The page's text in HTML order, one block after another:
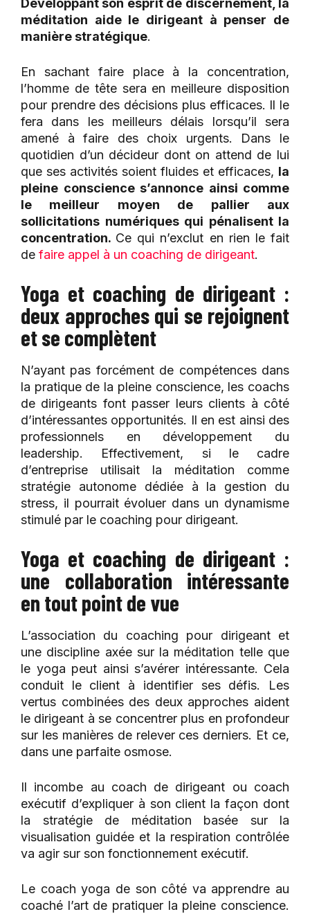
Développant son esprit de discernement, la
méditation aide le dirigeant à penser de
manière stratégique.
En sachant faire place à la concentration,
l’homme de tête sera en meilleure disposition
pour prendre des décisions plus efficaces. Il le
fera dans les meilleurs délais lorsqu’il sera
amené à faire des choix urgents. Dans le
quotidien d’un décideur dont on attend de lui
que ses activités soient fluides et efficaces, la
pleine conscience s’annonce ainsi comme
le meilleur moyen de pallier aux
sollicitations numériques qui pénalisent la
concentration. Ce qui n’exclut en rien le fait
de faire appel à un coaching de dirigeant.
Yoga et coaching de dirigeant :
deux approches qui se rejoignent
et se complètent
N’ayant pas forcément de compétences dans
la pratique de la pleine conscience, les coachs
de dirigeants font passer leurs clients à côté
d’intéressantes opportunités. Il en est ainsi des
professionnels en développement du
leadership. Effectivement, si le cadre
d’entreprise utilisait la méditation comme
stratégie autonome dédiée à la gestion du
stress, il pourrait évoluer dans un dynamisme
stimulé par le coaching pour dirigeant.
Yoga et coaching de dirigeant :
une collaboration intéressante
en tout point de vue
L’association du coaching pour dirigeant et
une discipline axée sur la méditation telle que
le yoga peut ainsi s’avérer intéressante. Cela
conduit le client à identifier ses défis. Les
vertus combinées des deux approches aident
le dirigeant à se concentrer plus en profondeur
sur les manières de relever ces derniers. Et ce,
dans une parfaite osmose.
Il incombe au coach de dirigeant ou coach
exécutif d’expliquer à son client la façon dont
la stratégie de méditation basée sur la
visualisation guidée et la respiration contrôlée
va agir sur son fonctionnement exécutif.
Le coach yoga de son côté va apprendre au
coaché l’art de pratiquer la pleine conscience.